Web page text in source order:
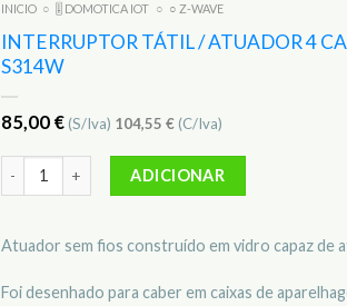
INICIO ○ 🎚️ DOMOTICA IOT ○ ○ Z-WAVE
INTERRUPTOR TÁTIL / ATUADOR 4
S314W
85,00 € (S/Iva) 104,55 € (C/Iva)
Quantidade de Interruptor tátil / Atuador 4 canais
ADICIONAR
Atuador sem fios construído em vidro capaz de
Foi desenhado para caber em caixas de